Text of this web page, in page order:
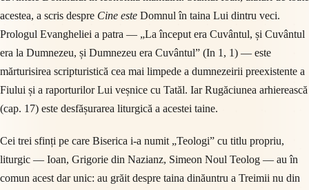
acestea, a scris despre Cine este Domnul în taina Lui dintru veci.
Prologul Evangheliei a patra — „La început era Cuvântul, și Cuvântul
era la Dumnezeu, și Dumnezeu era Cuvântul” (In 1, 1) — este
mărturisirea scripturistică cea mai limpede a dumnezeirii preexistente a
Fiului și a raporturilor Lui veșnice cu Tatăl. Iar Rugăciunea arhierească
(cap. 17) este desfășurarea liturgică a acestei taine.
Cei trei sfinți pe care Biserica i-a numit „Teologi” cu titlu propriu,
liturgic — Ioan, Grigorie din Nazianz, Simeon Noul Teolog — au în
comun acest dar unic: au grăit despre taina dinăuntru a Treimii nu din